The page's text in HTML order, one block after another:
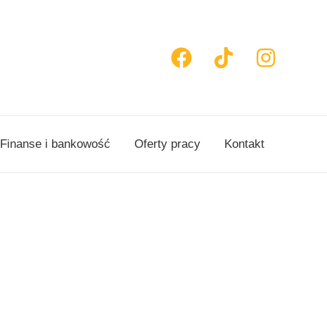
Finanse i bankowość Oferty pracy Kontakt